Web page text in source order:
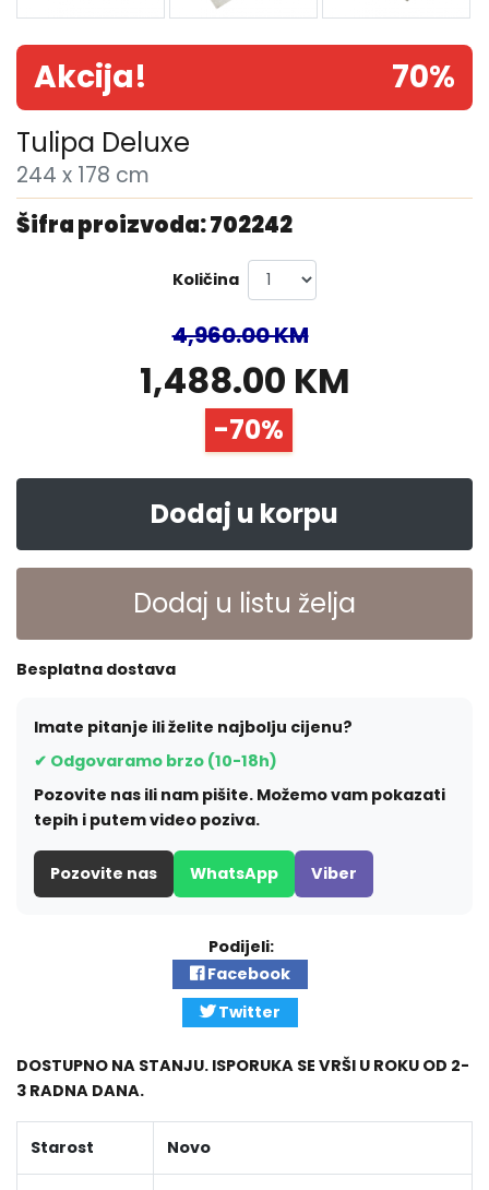
Akcija! 70%
Tulipa Deluxe
244 x 178 cm
Šifra proizvoda: 702242
Količina
4,960.00 KM
1,488.00 KM
-70%
Dodaj u korpu
Dodaj u listu želja
Besplatna dostava
Imate pitanje ili želite najbolju cijenu?
✔ Odgovaramo brzo (10-18h)
Pozovite nas ili nam pišite. Možemo vam pokazati
tepih i putem video poziva.
Pozovite nas WhatsApp Viber
Podijeli:
Facebook
Twitter
DOSTUPNO NA STANJU. ISPORUKA SE VRŠI U ROKU OD 2-
3 RADNA DANA.
Starost Novo